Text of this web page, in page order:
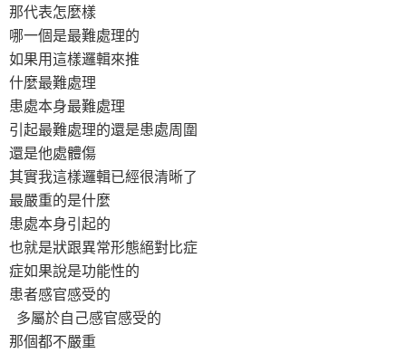
那代表怎麼樣
哪一個是最難處理的
如果用這樣邏輯來推
什麼最難處理
患處本身最難處理
引起最難處理的還是患處周圍
還是他處體傷
其實我這樣邏輯已經很清晰了
最嚴重的是什麼
患處本身引起的
也就是狀跟異常形態絕對比症
症如果說是功能性的
患者感官感受的
多屬於自己感官感受的
那個都不嚴重